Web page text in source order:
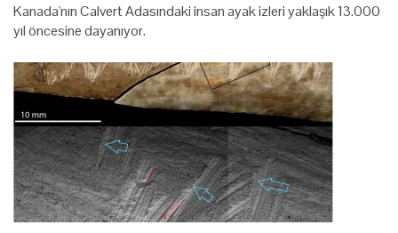
Kanada'nın Calvert Adasındaki insan ayak izleri yaklaşık 13.000
yıl öncesine dayanıyor.